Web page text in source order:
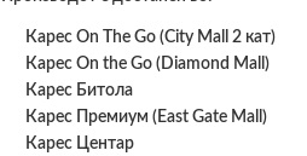
Карес On The Go (City Mall 2 кат)
Карес On the Go (Diamond Mall)
Карес Битола
Карес Премиум (East Gate Mall)
Карес Центар